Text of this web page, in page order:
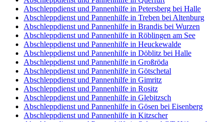
Abschleppdienst und Pannenhilfe in Petersberg bei Halle
Abschleppdienst und Pannenhilfe in Treben bei Altenburg
Abschleppdienst und Pannenhilfe in Brandis bei Wurzen
Abschleppdienst und Pannenhilfe in Röblingen am See
Abschleppdienst und Pannenhilfe in Heuckewalde
Abschleppdienst und Pannenhilfe in Döblitz bei Halle
Abschleppdienst und Pannenhilfe in Großröda
Abschleppdienst und Pannenhilfe in Götschetal
Abschleppdienst und Pannenhilfe in Gimritz
Abschleppdienst und Pannenhilfe in Rositz
Abschleppdienst und Pannenhilfe in Glebitzsch
Abschleppdienst und Pannenhilfe in Gösen bei Eisenberg
Abschleppdienst und Pannenhilfe in Kitzscher